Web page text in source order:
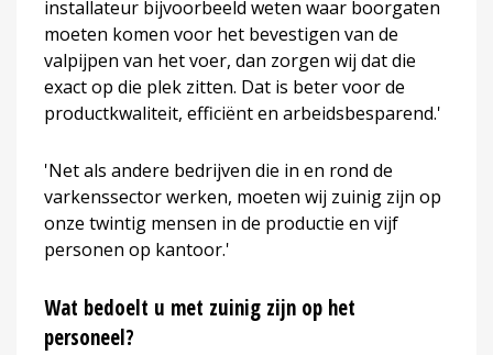
installateur bijvoorbeeld weten waar boorgaten
moeten komen voor het bevestigen van de
valpijpen van het voer, dan zorgen wij dat die
exact op die plek zitten. Dat is beter voor de
productkwaliteit, efficiënt en arbeidsbesparend.'
'Net als andere bedrijven die in en rond de
varkenssector werken, moeten wij zuinig zijn op
onze twintig mensen in de productie en vijf
personen op kantoor.'
Wat bedoelt u met zuinig zijn op het
personeel?